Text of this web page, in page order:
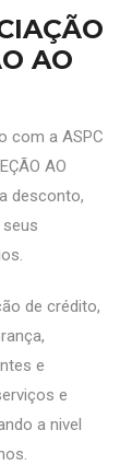
AO
com a ASPC
AO
desconto,
de crédito,
e
e
a nivel